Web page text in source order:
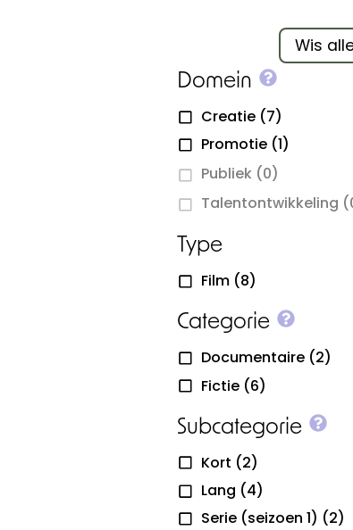
Filter Wis
Domein More
Creatie (7)
Promotie (1)
Publiek (0)
Talentontwikkeling
Type
Film (8)
Categorie More
Documentaire (2)
Fictie (6)
Subcategorie
Kort (2)
Lang (4)
Serie (seizoen 1) (2)